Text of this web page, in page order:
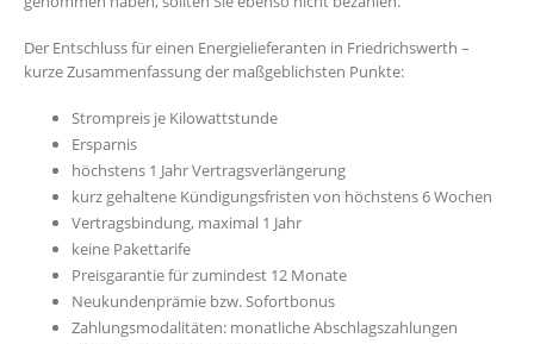
Der Entschluss für einen Energielieferanten in Friedrichswerth –
kurze Zusammenfassung der maßgeblichsten Punkte:
Strompreis je Kilowattstunde
Ersparnis
höchstens 1 Jahr Vertragsverlängerung
kurz gehaltene Kündigungsfristen von höchstens 6 Wochen
Vertragsbindung, maximal 1 Jahr
keine Pakettarife
Preisgarantie für zumindest 12 Monate
Neukundenprämie bzw. Sofortbonus
Zahlungsmodalitäten: monatliche Abschlagszahlungen